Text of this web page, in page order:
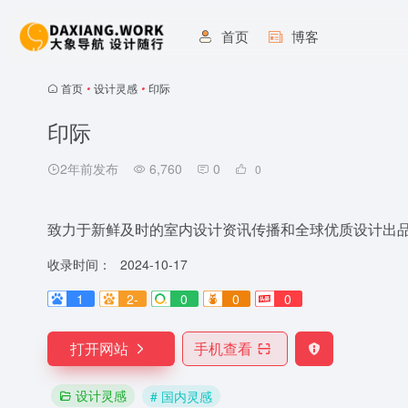
首页 博客
首页 • 设计灵感 • 印际
印际
2年前发布 6,760 0 0
致力于新鲜及时的室内设计资讯传播和全球优质设计出
收录时间：
2024-10-17
1
2- 0 0 0
打开网站 手机查看
设计灵感 # 国内灵感